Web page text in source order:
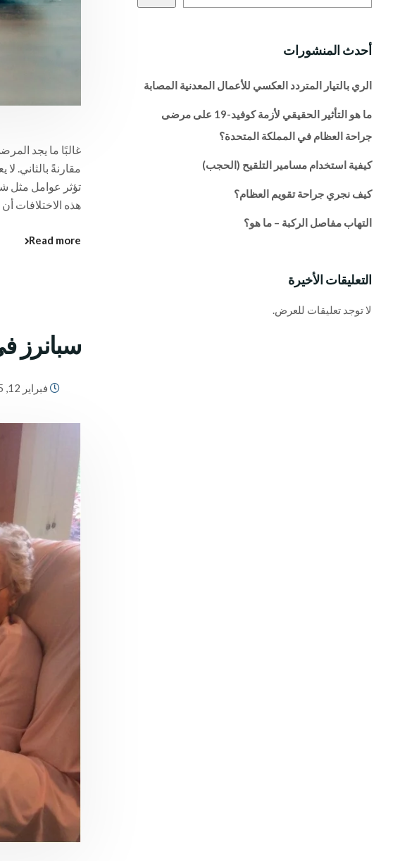
غالبًا ما يجد
مقارنةً بالثاني.
تؤثر عوامل مثل
هذه الاختلافات
Read more
سبانرز
فبراير 12, 2025
أحدث المنشورات
الري بالتيار المتردد العكسي للأعمال المعدنية المصابة
ما هو التأثير الحقيقي لأزمة كوفيد-19 على مرضى
جراحة العظام في المملكة المتحدة؟
كيفية استخدام مسامير التلقيح (الحجب)
كيف نجري جراحة تقويم العظام؟
التهاب مفاصل الركبة – ما هو؟
التعليقات الأخيرة
لا توجد تعليقات للعرض.